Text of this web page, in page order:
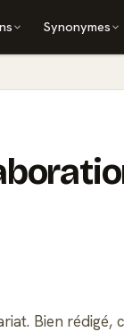
Synonymes
Bien